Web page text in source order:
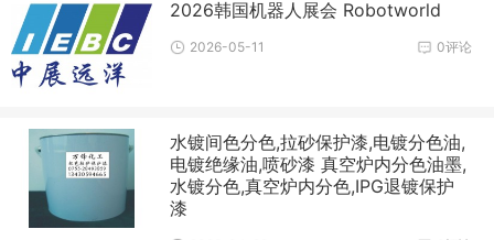
2026韩国机器人展会 Robotworld
0评论
2026-05-11
水镀间色分色,拉砂保护漆,电镀分色油,
电镀绝缘油,喷砂漆 真空炉内分色油墨,
水镀分色,真空炉内分色,IPG退镀保护
漆